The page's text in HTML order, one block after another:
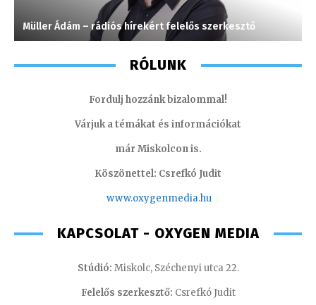
Müller Ádám – rádiós hírekért felelős szerkesztő
RÓLUNK
Fordulj hozzánk bizalommal!
Várjuk a témákat és információkat
már Miskolcon is.
Köszönettel: Csrefkó Judit
www.oxygenmedia.hu
KAPCSOLAT - OXYGEN MEDIA
Stúdió: Miskolc, Széchenyi utca 22.
Felelős szerkesztő: Csrefkó Judit